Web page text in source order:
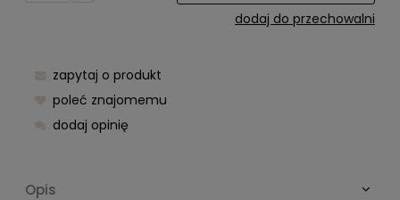
dodaj do przechowalni
zapytaj o produkt
poleć znajomemu
dodaj opinię
Opis